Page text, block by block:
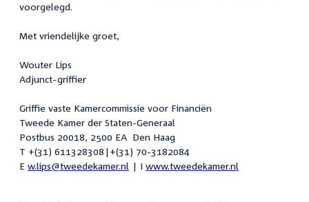
voorgelegd.
Met vriendelijke groet,
Wouter Lips
Adjunct-griffier
Griffie vaste Kamercommissie voor Financiën
Tweede Kamer der Staten-Generaal
Postbus 20018, 2500 EA Den Haag
T +(31) 611328308|+(31) 70-3182084
E w.lips@tweedekamer.nl | I www.tweedekamer.nl